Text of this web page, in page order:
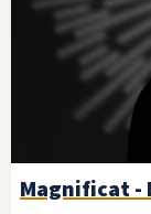
Magnificat -